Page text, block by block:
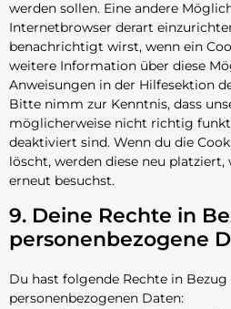
werden sollen. Eine andere
Internetbrowser derart
benachrichtigt wirst, wenn ein
weitere Information über diese
Anweisungen in der Hilfesektion
Bitte nimm zur Kenntnis, dass
möglicherweise nicht richtig
deaktiviert sind. Wenn du die
löscht, werden diese neu platziert,
erneut besuchst.
9. Deine Rechte in
personenbezogene
Du hast folgende Rechte in Bezug
personenbezogenen Daten: